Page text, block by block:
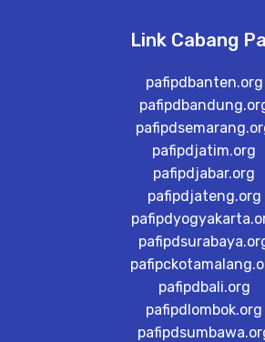
Link Cabang
pafipdbanten.org
pafipdjatim.org
pafipdjabar.org
pafipdjateng.org
pafipdbali.org
pafipdlombok.org